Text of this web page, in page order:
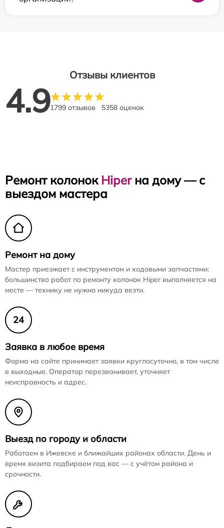
Отзывы клиентов
4.91799 отзывов 5358 оценок
Ремонт колонок Hiperна дому — с
выездом мастера
Ремонт на дому
Мастер приезжает с инструментом и ходовыми запчастями:
большинство работ по ремонту колонок Hiper выполняется на
месте — технику не нужно никуда везти.
24
Заявка в любое время
Форма на сайте принимает заявки круглосуточно, в том числе
в выходные. Оператор перезванивает, уточняет
неисправность и адрес.
Выезд по городу и области
Работаем в Ижевске и ближайших районах области. День и
время визита подбираем под вас — с учётом района и
срочности.